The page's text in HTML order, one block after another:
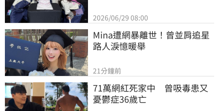
2026/06/29 08:00
Mina遭網暴離世！曾並肩追星
路人淚憶暖舉
21分鐘前
71萬網紅死家中　曾吸毒患又
憂鬱症36歲亡